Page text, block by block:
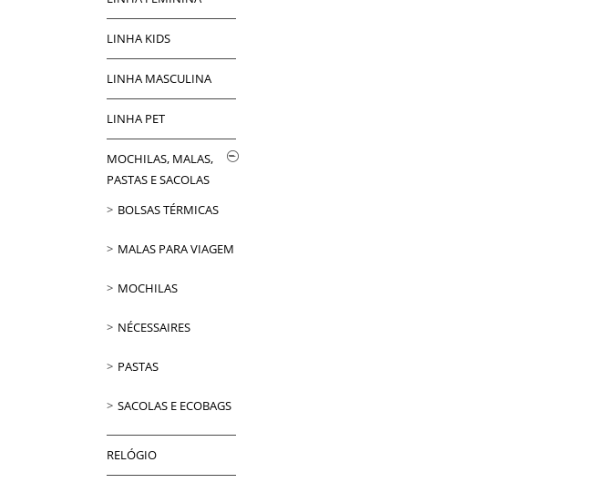
LINHA KIDS
LINHA MASCULINA
LINHA PET
MOCHILAS, MALAS,
PASTAS E SACOLAS
BOLSAS TÉRMICAS
MALAS PARA VIAGEM
MOCHILAS
NÉCESSAIRES
PASTAS
SACOLAS E ECOBAGS
RELÓGIO